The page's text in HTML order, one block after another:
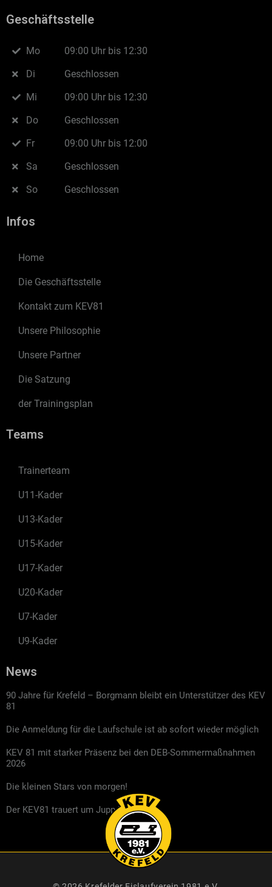
Geschäftsstelle
Mo
Di
Mi
Do
Fr
Sa
So
09:00 Uhr bis 12:30
Geschlossen
09:00 Uhr bis 12:30
Geschlossen
09:00 Uhr bis 12:00
Geschlossen
Geschlossen
Infos
Home
Die Geschäftsstelle
Kontakt zum KEV81
Unsere Philosophie
Unsere Partner
Die Satzung
der Trainingsplan
Teams
Trainerteam
U11-Kader
U13-Kader
U15-Kader
U17-Kader
U20-Kader
U7-Kader
U9-Kader
News
90 Jahre für Krefeld – Borgmann bleibt ein Unterstützer des KEV
81
Die Anmeldung für die Laufschule ist ab sofort wieder möglich
KEV 81 mit starker Präsenz bei den DEB-Sommermaßnahmen
2026
Die kleinen Stars von morgen!
Der KEV81 trauert um Jupp Kompalla